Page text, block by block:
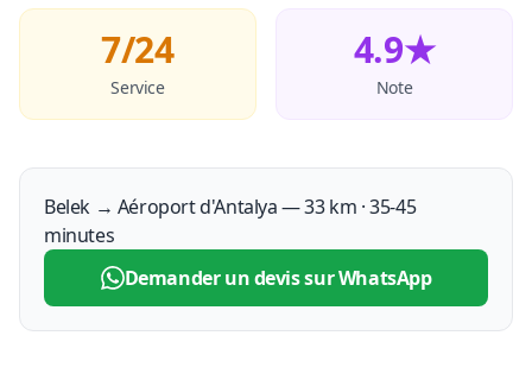
7/24
Service
4.9★
Note
Belek → Aéroport d'Antalya — 33 km · 35-45
minutes
Demander un devis sur WhatsApp